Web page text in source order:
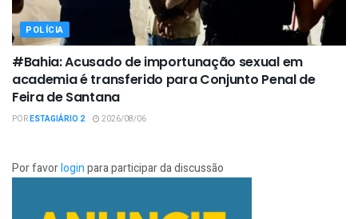
POLÍCIA
#Bahia: Acusado de importunação sexual em
academia é transferido para Conjunto Penal de
Feira de Santana
PORESTAGIÁRIO 2 2026/08/06
Por favorloginpara participar da discussão